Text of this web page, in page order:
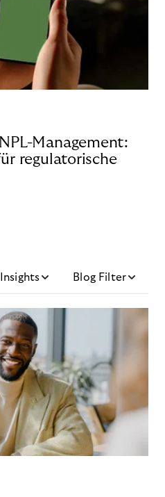
Management:
regulatorische
Blog Filter